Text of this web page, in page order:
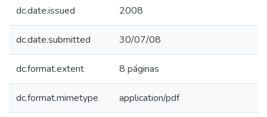
dc.date.issued 2008
dc.date.submitted 30/07/08
dc.format.extent 8 páginas
dc.format.mimetype application/pdf